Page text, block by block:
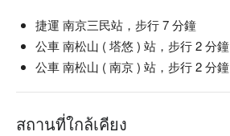
捷運 南京三民站，步行 7 分鐘
公車 南松山 ( 塔悠 ) 站，步行 2 分鐘
公車 南松山 ( 南京 ) 站，步行 2 分鐘
สถานที่ใกล้เคียง